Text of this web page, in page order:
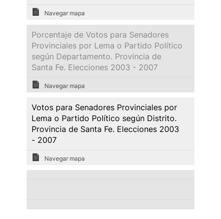
Navegar mapa
Porcentaje de Votos para Senadores
Provinciales por Lema o Partido Político
según Departamento. Provincia de
Santa Fe. Elecciones 2003 - 2007
Navegar mapa
Votos para Senadores Provinciales por
Lema o Partido Político según Distrito.
Provincia de Santa Fe. Elecciones 2003
- 2007
Navegar mapa